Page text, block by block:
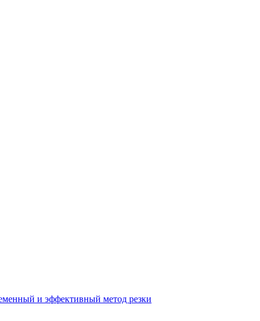
и эффективный метод резки